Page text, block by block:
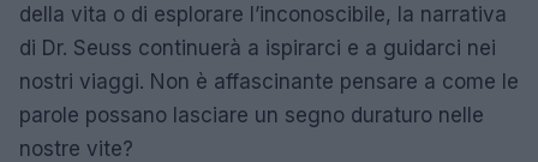
della vita o di esplorare l’inconoscibile, la narrativa
di Dr. Seuss continuerà a ispirarci e a guidarci nei
nostri viaggi. Non è affascinante pensare a come le
parole possano lasciare un segno duraturo nelle
nostre vite?